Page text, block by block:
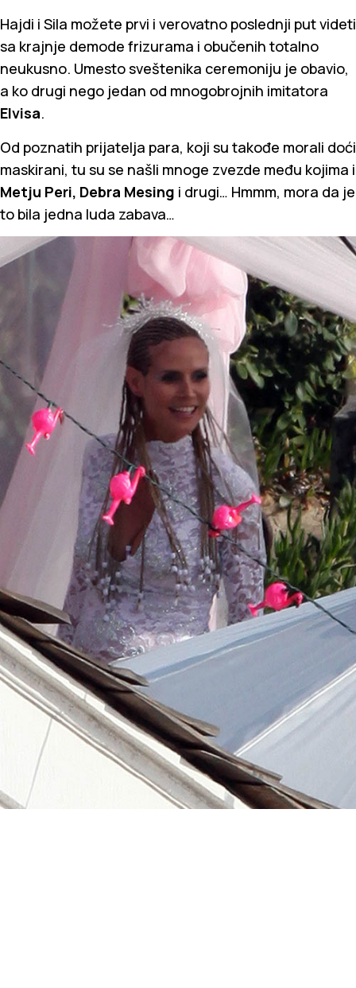
Hajdi i Sila možete prvi i verovatno poslednji put videti
sa krajnje demode frizurama i obučenih totalno
neukusno. Umesto sveštenika ceremoniju je obavio,
a ko drugi nego jedan od mnogobrojnih imitatora
Elvisa.
Od poznatih prijatelja para, koji su takođe morali doći
maskirani, tu su se našli mnoge zvezde među kojima i
Metju Peri, Debra Mesing i drugi… Hmmm, mora da je
to bila jedna luda zabava…